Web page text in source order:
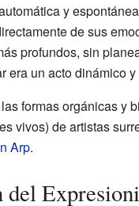
y
de sus
profundos, sin
era un acto dinámico
formas orgánicas y
vivos) de artistas
Arp.